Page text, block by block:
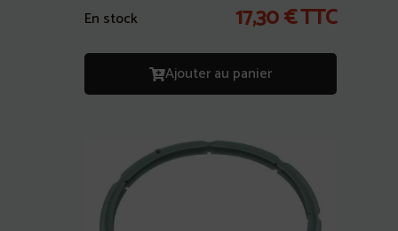
En stock
17,30€TTC
Ajouter au panier